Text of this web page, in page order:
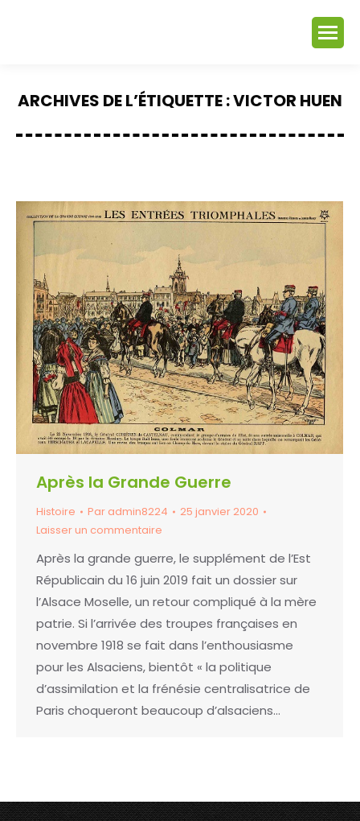
ARCHIVES DE L’ÉTIQUETTE :VICTOR HUEN
Après la Grande Guerre
Histoire Par admin8224
25 janvier 2020
Laisser un commentaire
Après la grande guerre, le supplément de l’Est
Républicain du 16 juin 2019 fait un dossier sur
l’Alsace Moselle, un retour compliqué à la mère
patrie. Si l’arrivée des troupes françaises en
novembre 1918 se fait dans l’enthousiasme
pour les Alsaciens, bientôt « la politique
d’assimilation et la frénésie centralisatrice de
Paris choqueront beaucoup d’alsaciens…